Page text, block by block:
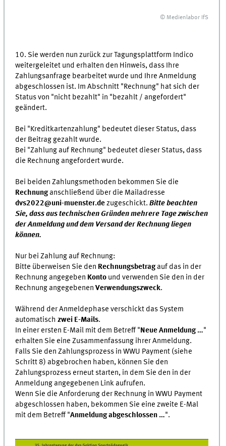
© Medienlabor IfS
10. Sie werden nun zurück zur Tagungsplattform Indico
weitergeleitet und erhalten den Hinweis, dass Ihre
Zahlungsanfrage bearbeitet wurde und Ihre Anmeldung
abgeschlossen ist. Im Abschnitt "Rechnung" hat sich der
Status von "nicht bezahlt" in "bezahlt / angefordert"
geändert.
Bei "Kreditkartenzahlung" bedeutet dieser Status, dass
der Beitrag gezahlt wurde.
Bei "Zahlung auf Rechnung" bedeutet dieser Status, dass
die Rechnung angefordert wurde.
Bei beiden Zahlungsmethoden bekommen Sie die
Rechnunganschließend über die Mailadresse
dvs2022@uni-muenster.dezugeschickt.Bitte beachten
Sie, dass aus technischen Gründen mehrere Tage zwischen
der Anmeldung und dem Versand der Rechnung liegen
können.
Nur bei Zahlung auf Rechnung:
Bitte überweisen Sie den Rechnungsbetragauf das in der
Rechnung angegeben Konto und verwenden Sie den in der
Rechnung angegebenenVerwendungszweck.
Während der Anmeldephase verschickt das System
automatischzwei E-Mails.
In einer ersten E-Mail mit dem Betreff " Neue Anmeldung …"
erhalten Sie eine Zusammenfassung ihrer Anmeldung.
Falls Sie den Zahlungsprozess in WWU Payment (siehe
Schritt 8) abgebrochen haben, können Sie den
Zahlungsprozess erneut starten, in dem Sie den in der
Anmeldung angegebenen Link aufrufen.
Wenn Sie die Anforderung der Rechnung in WWU Payment
abgeschlossen haben, bekommen Sie eine zweite E-Mal
mit dem Betreff "Anmeldung abgeschlossen …".